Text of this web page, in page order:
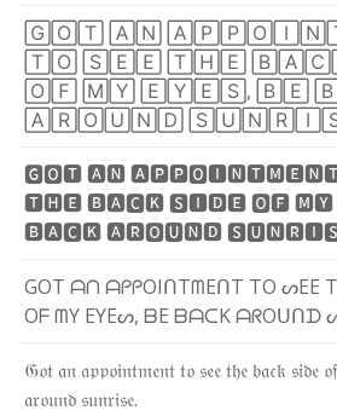
🄶 🄾 🅃 🄰 🄽 🄰 🄿 🄿 🄾 🄸 🄽
🅃 🄾 🅂 🄴 🄴 🅃 🄷 🄴 🄱 🄰 🄲
🄾 🄵 🄼 🅈 🄴 🅈 🄴 🅂 , 🄱 🄴 🄱
🄰 🅁 🄾 🅄 🄽 🄳 🅂 🅄 🄽 🅁 🄸
🅶🅾🆃🅰🅽🅰🅿🅿🅾🅸🅽🆃🅼🅴🅽
🆃🅷🅴🅱🅰🅲🅺🆂🅸🅳🅴🅾🅵🅼🆈
🅱🅰🅲🅺🅰🆁🅾🆄🅽🅳🆂🆄🅽🆁🅸
GOT ᗩᑎ ᗩᑭᑭOIᑎTᗰEᑎT TO ᔕEE T
OᖴᗰY EYEᔕ, ᗷE ᗷᗩᑕKᗩᖇOᑌᑎᗪ
𝔊𝔬𝔱 𝔞𝔫 𝔞𝔭𝔭𝔬𝔦𝔫𝔱𝔪𝔢𝔫𝔱𝔱𝔬 𝔰𝔢𝔢𝔱𝔥𝔢𝔟𝔞𝔠𝔨 𝔰𝔦𝔡𝔢 𝔬𝔣
𝔞𝔯𝔬𝔲𝔫𝔡 𝔰𝔲𝔫𝔯𝔦𝔰𝔢.